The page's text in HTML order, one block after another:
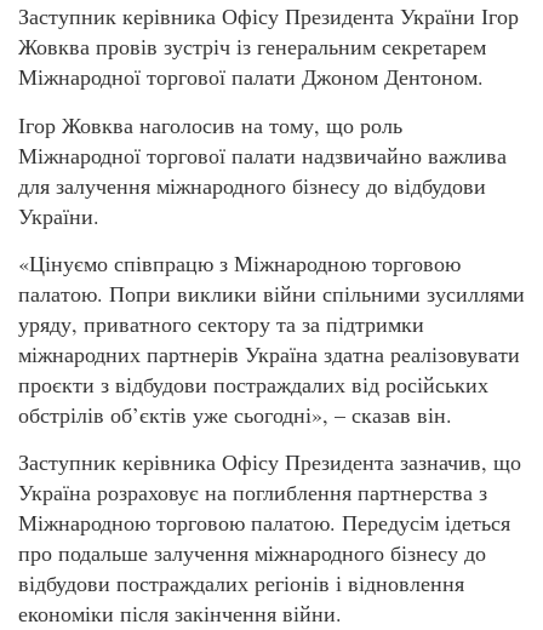
Заступник керівника Офісу Президента України Ігор
Жовква провів зустріч із генеральним секретарем
Міжнародної торгової палати Джоном Дентоном.
Ігор Жовква наголосив на тому, що роль
Міжнародної торгової палати надзвичайно важлива
для залучення міжнародного бізнесу до відбудови
України.
«Цінуємо співпрацю з Міжнародною торговою
палатою. Попри виклики війни спільними зусиллями
уряду, приватного сектору та за підтримки
міжнародних партнерів Україна здатна реалізовувати
проєкти з відбудови постраждалих від російських
обстрілів об’єктів уже сьогодні», – сказав він.
Заступник керівника Офісу Президента зазначив, що
Україна розраховує на поглиблення партнерства з
Міжнародною торговою палатою. Передусім ідеться
про подальше залучення міжнародного бізнесу до
відбудови постраждалих регіонів і відновлення
економіки після закінчення війни.